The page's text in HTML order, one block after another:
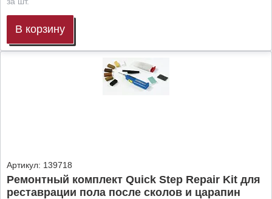
В корзину
Артикул: 139718
Ремонтный комплект Quick Step Repair Kit для
реставрации пола после сколов и царапин